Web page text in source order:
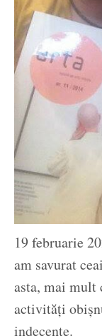
19 februarie
am savurat
asta, mai mult
activități
indecente.